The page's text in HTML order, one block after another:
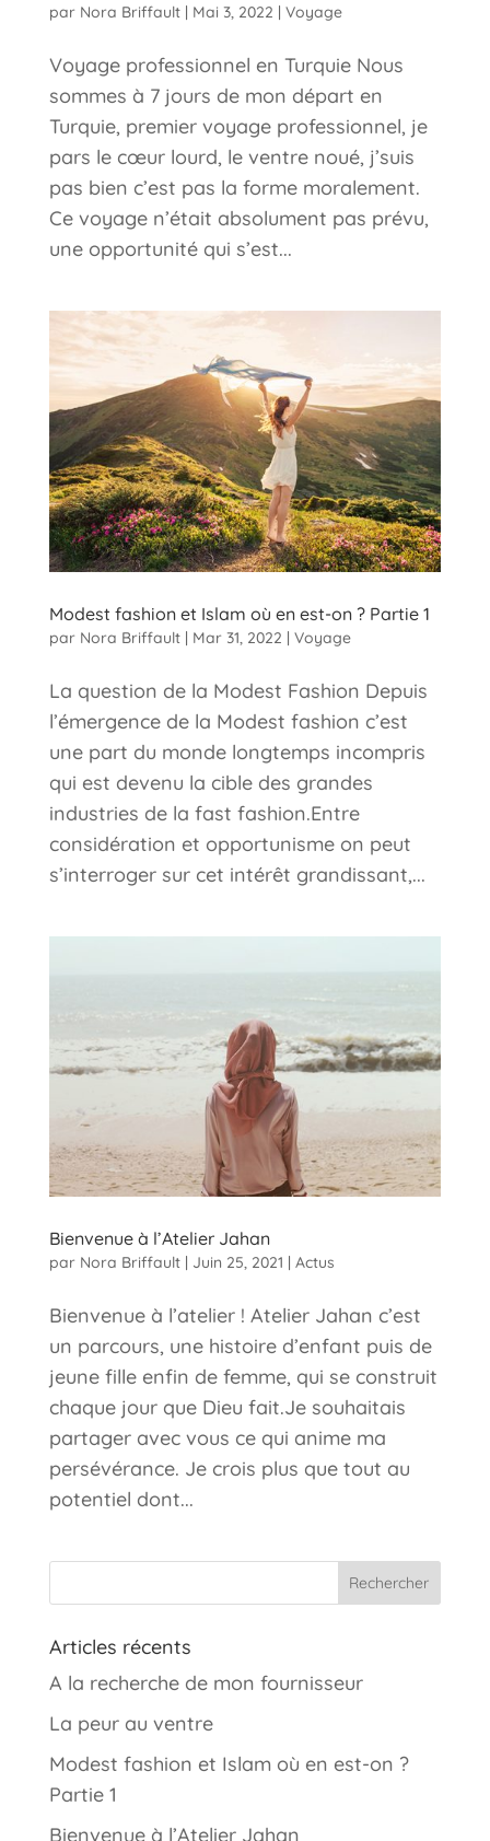
par Nora Briffault| Mai 3, 2022 | Voyage
Voyage professionnel en Turquie Nous
sommes à 7 jours de mon départ en
Turquie, premier voyage professionnel, je
pars le cœur lourd, le ventre noué, j’suis
pas bien c’est pas la forme moralement.
Ce voyage n’était absolument pas prévu,
une opportunité qui s’est...
Modest fashion et Islam où en est-on ? Partie 1
par Nora Briffault| Mar 31, 2022 | Voyage
La question de la Modest Fashion Depuis
l’émergence de la Modest fashion c’est
une part du monde longtemps incompris
qui est devenu la cible des grandes
industries de la fast fashion.Entre
considération et opportunisme on peut
s’interroger sur cet intérêt grandissant,...
Bienvenue à l’Atelier Jahan
par Nora Briffault| Juin 25, 2021 Actus
Bienvenue à l’atelier ! Atelier Jahan c’est
un parcours, une histoire d’enfant puis de
jeune fille enfin de femme, qui se construit
chaque jour que Dieu fait.Je souhaitais
partager avec vous ce qui anime ma
persévérance. Je crois plus que tout au
potentiel dont...
Articles récents
A la recherche de mon fournisseur
La peur au ventre
Modest fashion et Islam où en est-on ?
Partie 1
Bienvenue à l’Atelier Jahan